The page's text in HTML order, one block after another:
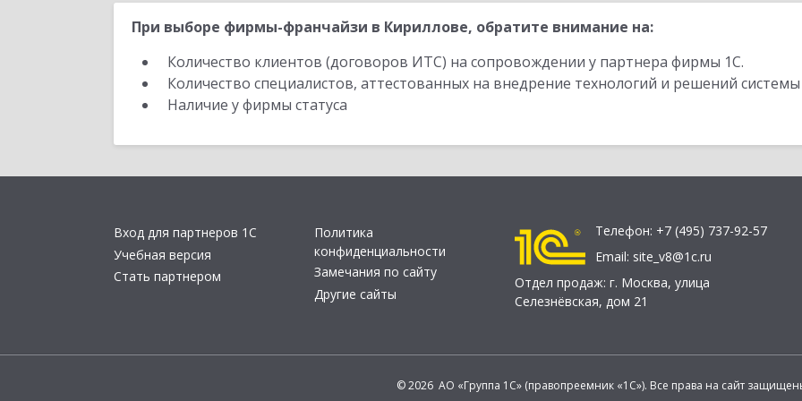
При выборе фирмы-франчайзи в Кириллове, обратите внимание на:
Количество клиентов (договоров ИТС) на сопровождении у партнера фирмы 1С.
Количество специалистов, аттестованных на внедрение технологий и решений
Наличие у фирмы статуса
Вход для партнеров 1С
Учебная версия
Стать партнером
Политика
конфиденциальности
Замечания по сайту
Другие сайты
Телефон: +7 (495) 737-92-57
Email: site_v8@1c.ru
Отдел продаж: г. Москва, улица
Селезнёвская, дом 21
© 2026 АО «Группа 1С» (правопреемник «1С»). Все права на сайт